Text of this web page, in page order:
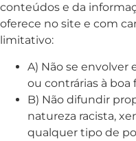
conteúdos e da
oferece no site e com
limitativo:
A) Não se envolver
ou contrárias à boa
B) Não difundir
natureza racista,
qualquer tipo de